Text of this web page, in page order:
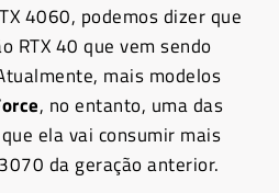
4060, podemos dizer que
RTX 40 que vem sendo
mais modelos
, no entanto, uma das
ela vai consumir mais
da geração anterior.